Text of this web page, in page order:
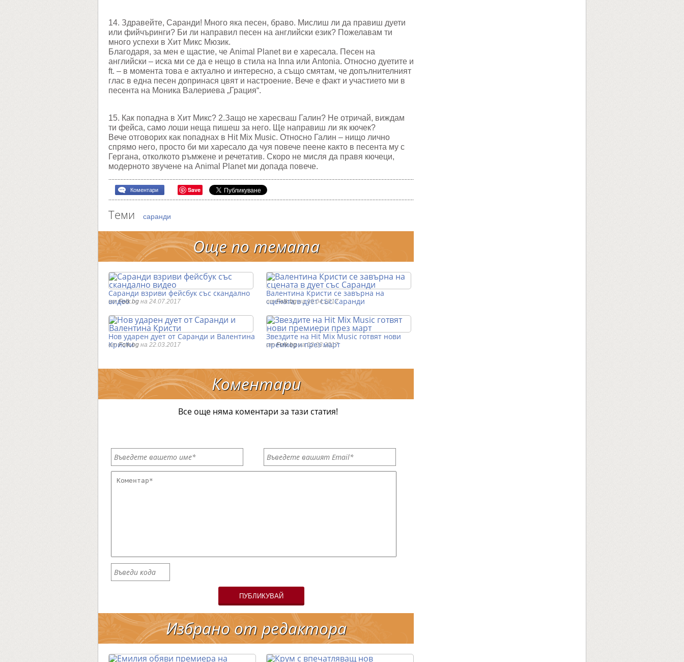
14. Здравейте, Саранди! Много яка песен, браво. Мислиш ли да правиш дуети
или фийчъринги? Би ли направил песен на английски език? Пожелавам ти
много успехи в Хит Микс Мюзик.
Благодаря, за мен е щастие, че Animal Planet ви е харесала. Песен на
английски – иска ми се да е нещо в стила на Inna или Antonia. Относно дуетите и
ft. – в момента това е актуално и интересно, а също смятам, че допълнителният
глас в една песен допринася цвят и настроение. Вече е факт и участието ми в
песента на Моника Валериева „Грация“.
15. Как попадна в Хит Микс? 2.Защо не харесваш Галин? Не отричай, виждам
ти фейса, само лоши неща пишеш за него. Ще направиш ли як кючек?
Вече отговорих как попаднах в Hit Mix Music. Относно Галин – нищо лично
спрямо него, просто би ми харесало да чуя повече пеене както в песента му с
Гергана, отколкото ръмжене и речетатив. Скоро не мисля да правя кючеци,
модерното звучене на Animal Planet ми допада повече.
Коментари Save
Теми саранди
Още по темата
Саранди взриви фейсбук със скандално
видео
отFolk.bg на 24.07.2017
Валентина Кристи се завърна на
сцената в дует със Саранди
отFolk.bgна 19.04.2017
Нов ударен дует от Саранди и Валентина
Кристи
отFolk.bg на 22.03.2017
Звездите на Hit Mix Music готвят нови
премиери през март
отFolk.bgна 02.03.2017
Коментари
Все още няма коментари за тази статия!
ПУБЛИКУВАЙ
Избрано от редактора